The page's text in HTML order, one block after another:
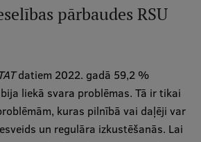
pārbaudes RSU
datiem 2022. gadā 59,2 %
liekā svara problēmas. Tā ir tikai
kuras pilnībā vai daļēji var
un regulāra izkustēšanās. Lai